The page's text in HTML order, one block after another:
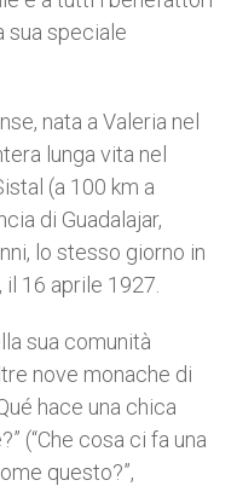
sua speciale
nata a Valeria nel
lunga vita nel
(a 100 km a
di Guadalajar,
lo stesso giorno in
16 aprile 1927.
sua comunità
nove monache di
hace una chica
(“Che cosa ci fa una
questo?”,